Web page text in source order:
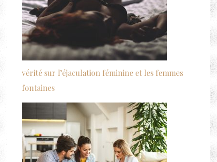
vérité sur l’éjaculation féminine et les femmes
fontaines